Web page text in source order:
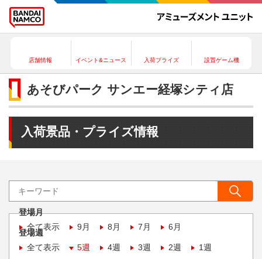
店舗情報 イベント&ニュース 入荷プライズ 設置ゲーム機
あそびパーク サンエー経塚シティ店
入荷景品・プライズ情報
登場月
全て表示
9月 8月 7月 6月
登場週
全て表示
5週 4週 3週 2週 1週